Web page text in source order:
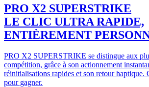
PRO X2 SUPERSTRIKE
LE CLIC ULTRA RAPIDE,
ENTIÈREMENT
PRO X2 SUPERSTRIKE se distingue aux
compétition, grâce à son actionnement
réinitialisations rapides et son retour haptique.
pour gagner.